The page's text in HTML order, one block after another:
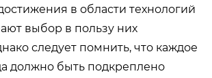
в области технологий
выбор в пользу них
следует помнить, что каждое
должно быть подкреплено